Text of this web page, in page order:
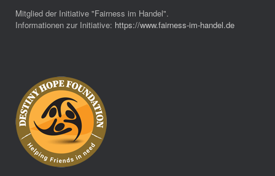
Mitglied der Initiative "Fairness im Handel".
Informationen zur Initiative: https://www.fairness-im-handel.de